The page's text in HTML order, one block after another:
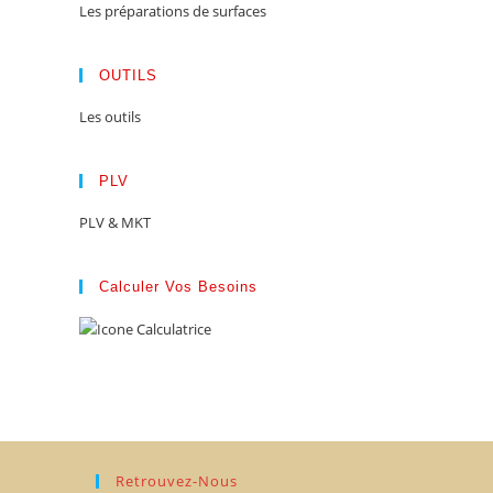
Les préparations de surfaces
OUTILS
Les outils
PLV
PLV & MKT
Calculer Vos Besoins
Retrouvez-Nous